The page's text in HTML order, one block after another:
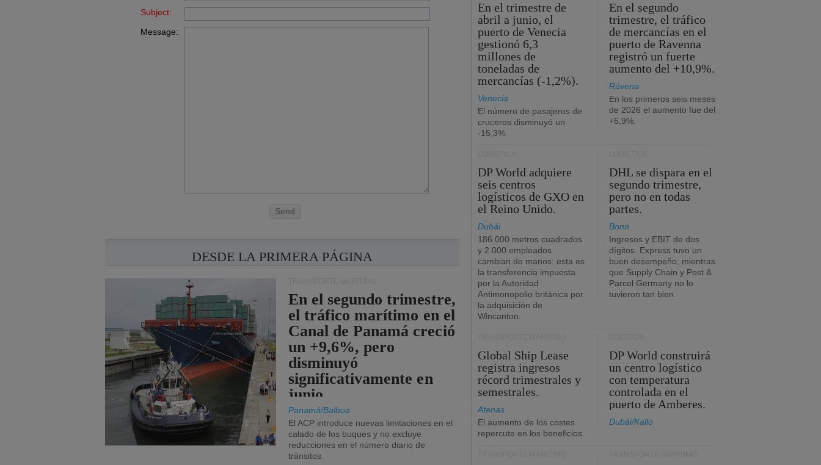
Subject:
Message:
Send
DESDE LA PRIMERA PÁGINA
En el segundo trimestre,
el tráfico marítimo en el
Canal de Panamá creció
un +9,6%, pero
disminuyó
significativamente en
junio.
Panamá/Balboa
El ACP introduce nuevas limitaciones en el
calado de los buques y no excluye
reducciones en el número diario de
tránsitos.
En el trimestre de
abril a junio, el
puerto de Venecia
gestionó 6,3
millones de
toneladas de
mercancías (-1,2%).
Venecia
El número de pasajeros de
cruceros disminuyó un
-15,3%.
En el segundo
trimestre, el tráfico
de mercancías en el
puerto de Ravenna
registró un fuerte
aumento del +10,9%.
Rávena
En los primeros seis meses
de 2026 el aumento fue del
+5,9%.
DP World adquiere
seis centros
logísticos de GXO en
el Reino Unido.
Dubái
186.000 metros cuadrados
y 2.000 empleados
cambian de manos: esta es
la transferencia impuesta
por la Autoridad
Antimonopolio británica por
la adquisición de
Wincanton.
DHL se dispara en el
segundo trimestre,
pero no en todas
partes.
Bonn
Ingresos y EBIT de dos
dígitos. Express tuvo un
buen desempeño, mientras
que Supply Chain y Post &
Parcel Germany no lo
tuvieron tan bien.
Global Ship Lease
registra ingresos
récord trimestrales y
semestrales.
Atenas
El aumento de los costes
repercute en los beneficios.
DP World construirá
un centro logístico
con temperatura
controlada en el
puerto de Amberes.
Dubái/Kallo